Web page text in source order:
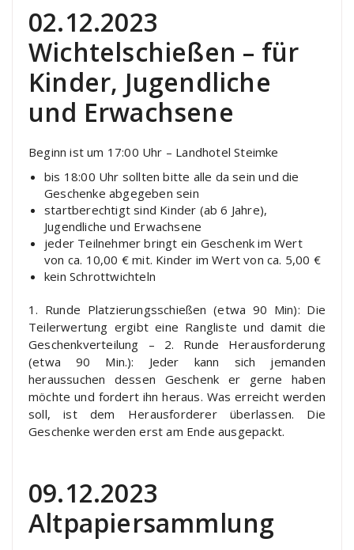
02.12.2023
Wichtelschießen – für
Kinder, Jugendliche
und Erwachsene
Beginn ist um 17:00 Uhr – Landhotel Steimke
bis 18:00 Uhr sollten bitte alle da sein und die
Geschenke abgegeben sein
startberechtigt sind Kinder (ab 6 Jahre),
Jugendliche und Erwachsene
jeder Teilnehmer bringt ein Geschenk im Wert
von ca. 10,00 € mit. Kinder im Wert von ca. 5,00 €
kein Schrottwichteln
1. Runde Platzierungsschießen (etwa 90 Min): Die
Teilerwertung ergibt eine Rangliste und damit die
Geschenkverteilung – 2. Runde Herausforderung
(etwa 90 Min.): Jeder kann sich jemanden
heraussuchen dessen Geschenk er gerne haben
möchte und fordert ihn heraus. Was erreicht werden
soll, ist dem Herausforderer überlassen. Die
Geschenke werden erst am Ende ausgepackt.
09.12.2023
Altpapiersammlung